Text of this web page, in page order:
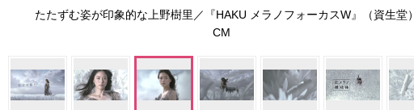
たたずむ姿が印象的な上野樹里／『HAKU メラノフォーカスW』（資生堂）
CM